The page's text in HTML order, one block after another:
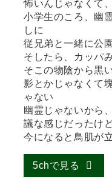
怖いんじゃなくて
小学生のころ、幽
しに
従兄弟と一緒に公
そしたら、カッパ
そこの物陰から黒
影とかじゃなくて
ゃない
幽霊じゃないから
議な感じだったけど
今になると鳥肌が
5chで見る